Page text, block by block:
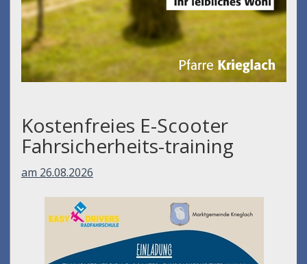
Kostenfreies E-Scooter
Fahrsicherheits-training
am 26.08.2026